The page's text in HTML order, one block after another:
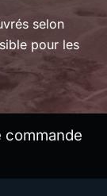
selon
pour les